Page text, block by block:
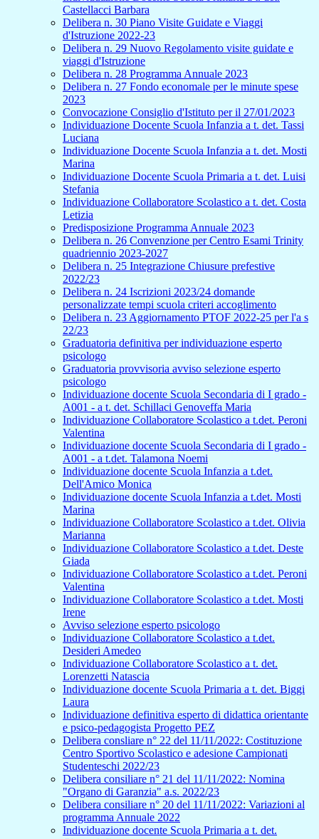
Castellacci Barbara
Delibera n. 30 Piano Visite Guidate e Viaggi
d'Istruzione 2022-23
Delibera n. 29 Nuovo Regolamento visite guidate e
viaggi d'Istruzione
Delibera n. 28 Programma Annuale 2023
Delibera n. 27 Fondo economale per le minute spese
2023
Convocazione Consiglio d'Istituto per il 27/01/2023
Individuazione Docente Scuola Infanzia a t. det. Tassi
Luciana
Individuazione Docente Scuola Infanzia a t. det. Mosti
Marina
Individuazione Docente Scuola Primaria a t. det. Luisi
Stefania
Individuazione Collaboratore Scolastico a t. det. Costa
Letizia
Predisposizione Programma Annuale 2023
Delibera n. 26 Convenzione per Centro Esami Trinity
quadriennio 2023-2027
Delibera n. 25 Integrazione Chiusure prefestive
2022/23
Delibera n. 24 Iscrizioni 2023/24 domande
personalizzate tempi scuola criteri accoglimento
Delibera n. 23 Aggiornamento PTOF 2022-25 per l'a s
22/23
Graduatoria definitiva per individuazione esperto
psicologo
Graduatoria provvisoria avviso selezione esperto
psicologo
Individuazione docente Scuola Secondaria di I grado -
A001 - a t. det. Schillaci Genoveffa Maria
Individuazione Collaboratore Scolastico a t.det. Peroni
Valentina
Individuazione docente Scuola Secondaria di I grado -
A001 - a t.det. Talamona Noemi
Individuazione docente Scuola Infanzia a t.det.
Dell'Amico Monica
Individuazione docente Scuola Infanzia a t.det. Mosti
Marina
Individuazione Collaboratore Scolastico a t.det. Olivia
Marianna
Individuazione Collaboratore Scolastico a t.det. Deste
Giada
Individuazione Collaboratore Scolastico a t.det. Peroni
Valentina
Individuazione Collaboratore Scolastico a t.det. Mosti
Irene
Avviso selezione esperto psicologo
Individuazione Collaboratore Scolastico a t.det.
Desideri Amedeo
Individuazione Collaboratore Scolastico a t. det.
Lorenzetti Natascia
Individuazione docente Scuola Primaria a t. det. Biggi
Laura
Individuazione definitiva esperto di didattica orientante
e psico-pedagogista Progetto PEZ
Delibera consliare n° 22 del 11/11/2022: Costituzione
Centro Sportivo Scolastico e adesione Campionati
Studenteschi 2022/23
Delibera consiliare n° 21 del 11/11/2022: Nomina
"Organo di Garanzia" a.s. 2022/23
Delibera consiliare n° 20 del 11/11/2022: Variazioni al
programma Annuale 2022
Individuazione docente Scuola Primaria a t. det.